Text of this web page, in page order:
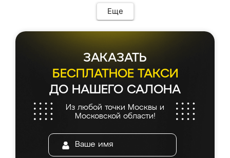
Еще
ЗАКАЗАТЬ
БЕСПЛАТНОЕ ТАКСИ
ДО НАШЕГО САЛОНА
Из любой точки Москвы и
Московской области!